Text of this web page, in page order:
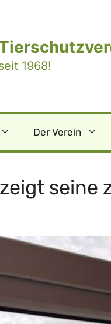
1968!
Der Verein
seine